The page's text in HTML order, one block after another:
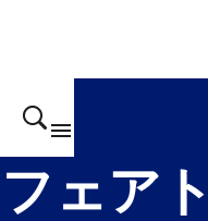
フェア